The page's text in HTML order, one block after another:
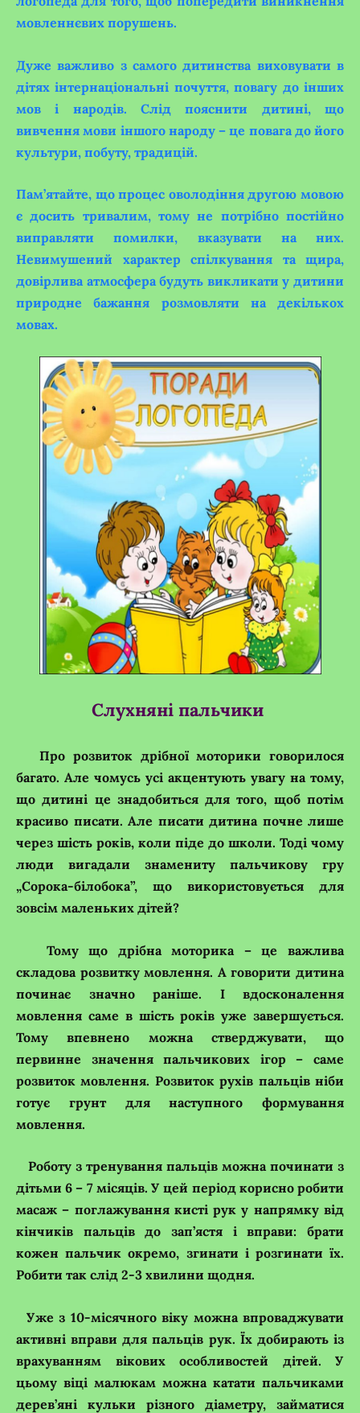
мовленнєвих порушень.
Дуже важливо з самого дитинства виховувати в
дітях інтернаціональні почуття, повагу до інших
мов і народів. Слід пояснити дитині, що
вивчення мови іншого народу – це повага до його
культури, побуту, традицій.
Пам’ятайте, що процес оволодіння другою мовою
є досить тривалим, тому не потрібно постійно
виправляти помилки, вказувати на них.
Невимушений характер спілкування та щира,
довірлива атмосфера будуть викликати у дитини
природне бажання розмовляти на декількох
мовах.
Слухняні пальчики
Про розвиток дрібної моторики говорилося
багато. Але чомусь усі акцентують увагу на тому,
що дитині це знадобиться для того, щоб потім
красиво писати. Але писати дитина почне лише
через шість років, коли піде до школи. Тоді чому
люди вигадали знамениту пальчикову гру
„Сорока-білобока”, що використовується для
зовсім маленьких дітей?
Тому що дрібна моторика – це важлива
складова розвитку мовлення. А говорити дитина
починає значно раніше. І вдосконалення
мовлення саме в шість років уже завершується.
Тому впевнено можна стверджувати, що
первинне значення пальчикових ігор – саме
розвиток мовлення. Розвиток рухів пальців ніби
готує грунт для наступного формування
мовлення.
Роботу з тренування пальців можна починати з
дітьми 6 – 7 місяців. У цей період корисно робити
масаж – поглажування кисті рук у напрямку від
кінчиків пальців до зап’ястя і вправи: брати
кожен пальчик окремо, згинати і розгинати їх.
Робити так слід 2-3 хвилини щодня.
Уже з 10-місячного віку можна впроваджувати
активні вправи для пальців рук. Їх добирають із
врахуванням вікових особливостей дітей. У
цьому віці малюкам можна катати пальчиками
дерев’яні кульки різного діаметру, займатися